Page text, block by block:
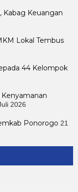
Kabag Keuangan
Lokal Tembus
44 Kelompok
2026
Ponorogo 21